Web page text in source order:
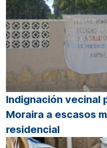
Indignación vecinal
Moraira a escasos
residencial